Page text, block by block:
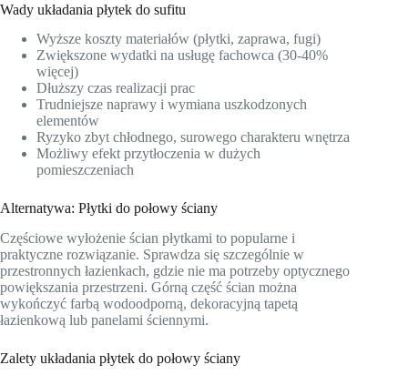
Wady układania płytek do sufitu
Wyższe koszty materiałów (płytki, zaprawa, fugi)
Zwiększone wydatki na usługę fachowca (30-40%
więcej)
Dłuższy czas realizacji prac
Trudniejsze naprawy i wymiana uszkodzonych
elementów
Ryzyko zbyt chłodnego, surowego charakteru wnętrza
Możliwy efekt przytłoczenia w dużych
pomieszczeniach
Alternatywa: Płytki do połowy ściany
Częściowe wyłożenie ścian płytkami to popularne i
praktyczne rozwiązanie. Sprawdza się szczególnie w
przestronnych łazienkach, gdzie nie ma potrzeby optycznego
powiększania przestrzeni. Górną część ścian można
wykończyć farbą wodoodporną, dekoracyjną tapetą
łazienkową lub panelami ściennymi.
Zalety układania płytek do połowy ściany